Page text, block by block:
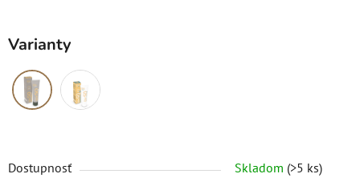
Varianty
Dostupnosť Skladom (>5 ks)